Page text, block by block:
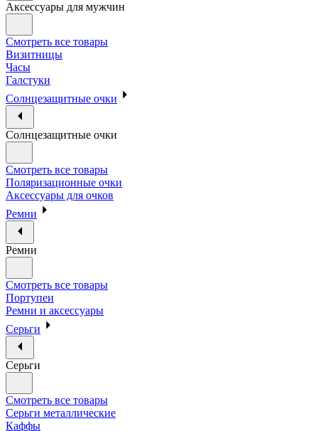
Аксессуары для мужчин
Смотреть все товары
Визитницы
Часы
Галстуки
Солнцезащитные очки
Солнцезащитные очки
Смотреть все товары
Поляризационные очки
Аксессуары для очков
Ремни
Ремни
Смотреть все товары
Портупеи
Ремни и аксессуары
Серьги
Серьги
Смотреть все товары
Серьги металлические
Каффы